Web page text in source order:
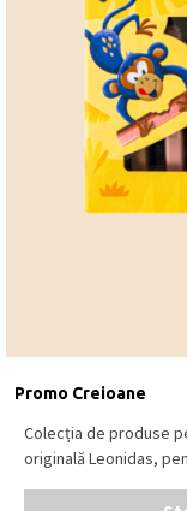
Promo Creioane
Colecția de produse
originală Leonidas,